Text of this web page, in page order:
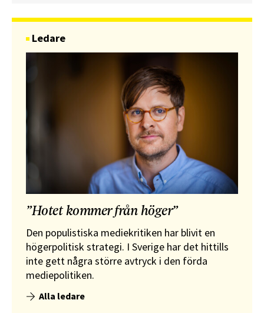
Ledare
”Hotet kommer från höger”
Den populistiska mediekritiken har blivit en
högerpolitisk strategi. I Sverige har det hittills
inte gett några större avtryck i den förda
mediepolitiken.
Alla ledare